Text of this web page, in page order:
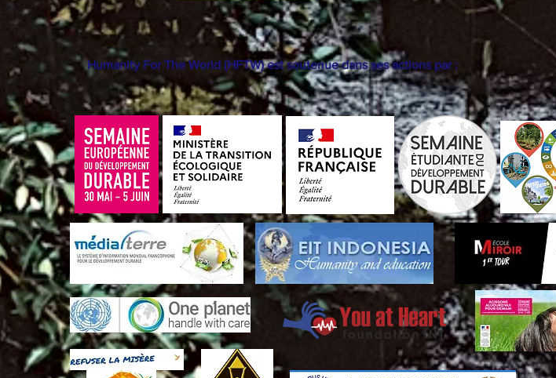
Humanity For The World (HFTW) est soutenue dans ses actions par :